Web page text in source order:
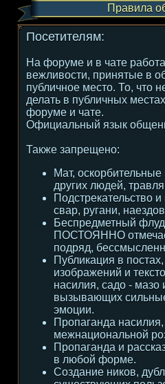
Правила
Посетителям:
На форуме и в чате
вежливости, принятые в
публичное место. То, что
делать в публичных
форуме и чате.
Официальный язык
Также запрещено:
Мат,
других людей,
Подстрекательство
свар, ругани,
Беспредметный
ПОСТОЯННО
подряд,
Публикация в
изображений и
насилия, садо - мазо
вызывающих
эмоции.
Пропаганда
межнациональной
Пропаганда и
в любой форме.
Создание ников,